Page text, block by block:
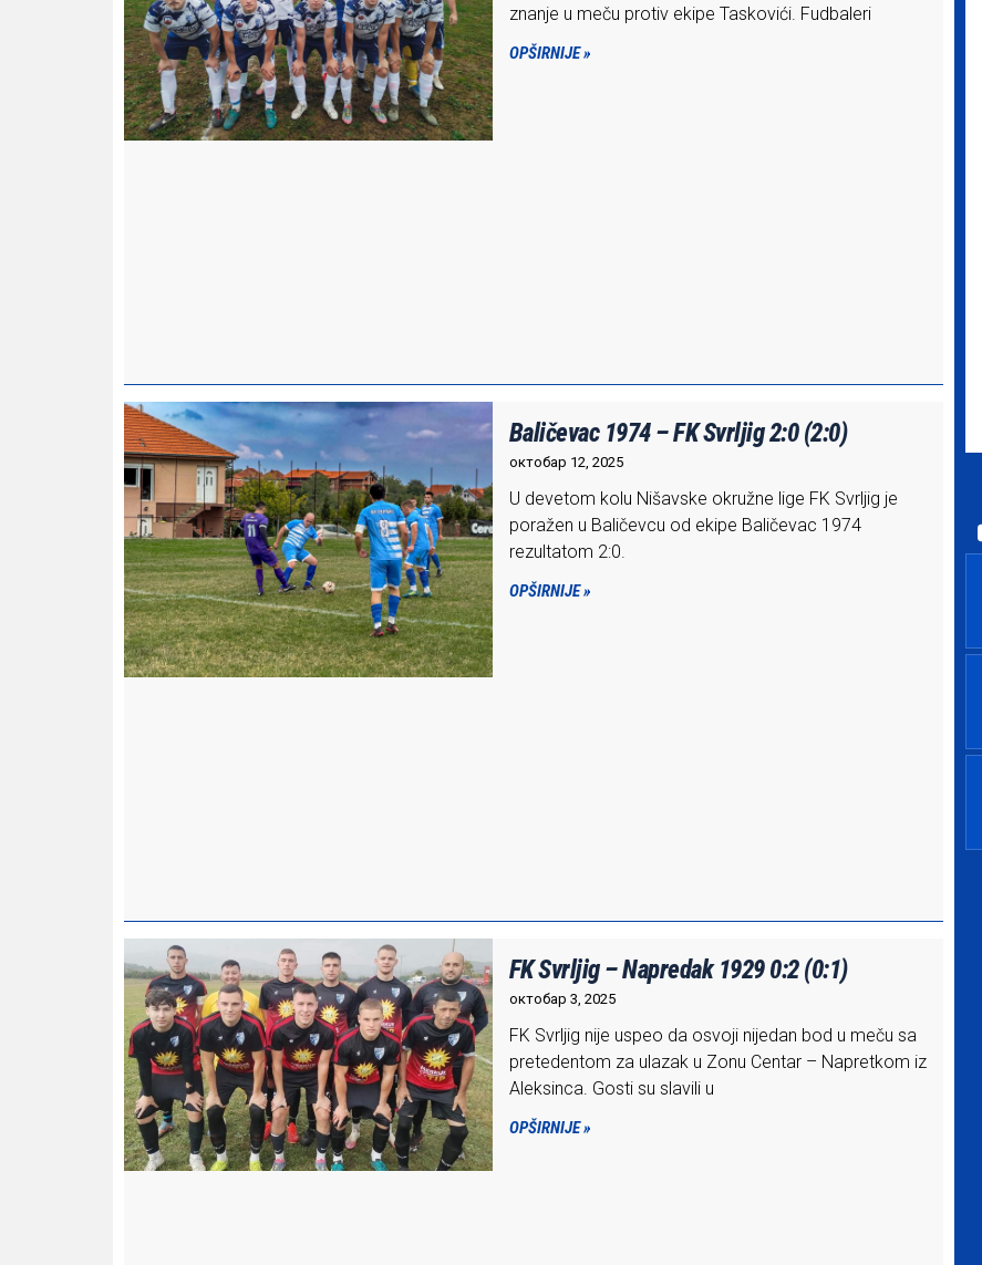
znanje u meču protiv ekipe Taskovići. Fudbaleri
OPŠIRNIJE »
Baličevac 1974 – FK Svrljig 2:0 (2:0)
октобар 12, 2025
U devetom kolu Nišavske okružne lige FK Svrljig je
poražen u Baličevcu od ekipe Baličevac 1974
rezultatom 2:0.
OPŠIRNIJE »
FK Svrljig – Napredak 1929 0:2 (0:1)
октобар 3, 2025
FK Svrljig nije uspeo da osvoji nijedan bod u meču sa
pretedentom za ulazak u Zonu Centar – Napretkom iz
Aleksinca. Gosti su slavili u
OPŠIRNIJE »